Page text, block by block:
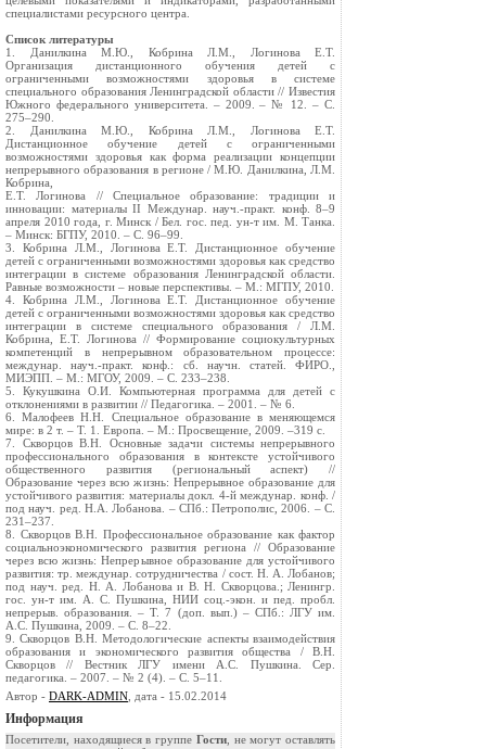
специалистами ресурсного центра.
Список литературы
1. Данилкина М.Ю., Кобрина Л.М., Логинова Е.Т.
Организация дистанционного обучения детей с
ограниченными возможностями здоровья в системе
специального образования Ленинградской области // Известия
Южного федерального университета. – 2009. – № 12. – С.
275–290.
2. Данилкина М.Ю., Кобрина Л.М., Логинова Е.Т.
Дистанционное обучение детей с ограниченными
возможностями здоровья как форма реализации концепции
непрерывного образования в регионе / М.Ю. Данилкина, Л.М.
Кобрина,
Е.Т. Логинова // Специальное образование: традиции и
инновации: материалы II Междунар. науч.-практ. конф. 8–9
апреля 2010 года, г. Минск / Бел. гос. пед. ун-т им. М. Танка.
– Минск: БГПУ, 2010. – С. 96–99.
3. Кобрина Л.М., Логинова Е.Т. Дистанционное обучение
детей с ограниченными возможностями здоровья как средство
интеграции в системе образования Ленинградской области.
Равные возможности – новые перспективы. – М.: МГПУ, 2010.
4. Кобрина Л.М., Логинова Е.Т. Дистанционное обучение
детей с ограниченными возможностями здоровья как средство
интеграции в системе специального образования / Л.М.
Кобрина, Е.Т. Логинова // Формирование социокультурных
компетенций в непрерывном образовательном процессе:
междунар. науч.-практ. конф.: сб. научн. cтатей. ФИРО.,
МИЭПП. – М.: МГОУ, 2009. – С. 233–238.
5. Кукушкина О.И. Компьютерная программа для детей с
отклонениями в развитии // Педагогика. – 2001. – № 6.
6. Малофеев Н.Н. Специальное образование в меняющемся
мире: в 2 т. – Т. 1. Европа. – М.: Просвещение, 2009. –319 с.
7. Скворцов В.Н. Основные задачи системы непрерывного
профессионального образования в контексте устойчивого
общественного развития (региональный аспект) //
Образование через всю жизнь: Непрерывное образование для
устойчивого развития: материалы докл. 4-й междунар. конф. /
под науч. ред. Н.А. Лобанова. – СПб.: Петрополис, 2006. – С.
231–237.
8. Скворцов В.Н. Профессиональное образование как фактор
социальноэкономического развития региона // Образование
через всю жизнь: Непрерывное образование для устойчивого
развития: тр. междунар. сотрудничества / сост. Н. А. Лобанов;
под науч. ред. Н. А. Лобанова и В. Н. Скворцова.; Ленингр.
гос. ун-т им. А. С. Пушкина, НИИ соц.-экон. и пед. пробл.
непрерыв. образования. – Т. 7 (доп. вып.) – СПб.: ЛГУ им.
А.С. Пушкина, 2009. – С. 8–22.
9. Скворцов В.Н. Методологические аспекты взаимодействия
образования и экономического развития общества / В.Н.
Скворцов // Вестник ЛГУ имени А.С. Пушкина. Сер.
педагогика. – 2007. – № 2 (4). – С. 5–11.
Автор - DARK-ADMIN , дата - 15.02.2014
Информация
Посетители, находящиеся в группе Гости, не могут оставлять